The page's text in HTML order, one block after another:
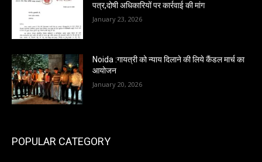
पत्र,दोषी अधिकारियों पर कार्रवाई की मांग
January 23, 2026
Noida :गायत्री को न्याय दिलाने की लिये कैंडल मार्च का
आयोजन
January 20, 2026
POPULAR CATEGORY